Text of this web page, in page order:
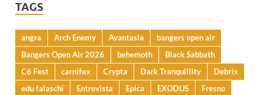
TAGS
angra Arch Enemy Avantasia
bangers open air
Bangers Open Air 2026
behemoth
Black Sabbath
C6 Fest
carnifex Crypta Dark Tranquillity
Debrix
edu falaschi
Entrevista Epica EXODUS
Fresno